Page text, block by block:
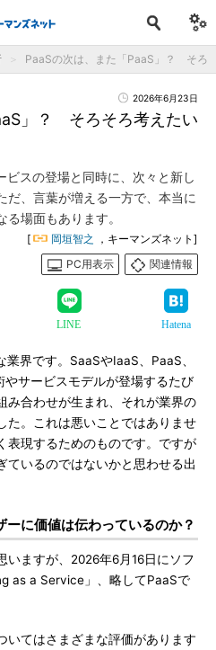
PaaSの次は、また「PaaS」？ そろ
2026年6月23日
」？ そろそろ考えたい
ビスの登場と同時に、次々と新し
だ、言葉が増える一方で、本当に
場面もあります。
[ 岡垣智之
，キーマンズネット]
PC用表示
関連情報
LINE Hatena
界です。SaaSやIaaS、PaaS、
サービスモデルが登場するたび
み合わせが生まれ、それが業界の
た。これは悪いことではありませ
表現するためのものです。ですが
ているのではないかと思わせる出
に価値は伝わっているのか？
ますが、2026年6月16日にソフ
as a Service」、略してPaaSで
てはさまざまな評価があります